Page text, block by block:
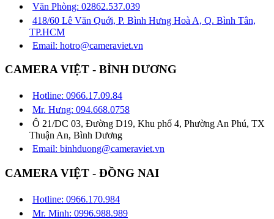
Văn Phòng: 02862.537.039
418/60 Lê Văn Quới, P. Bình Hưng Hoà A, Q. Bình Tân,
TP.HCM
Email: hotro@cameraviet.vn
CAMERA VIỆT - BÌNH DƯƠNG
Hotline: 0966.17.09.84
Mr. Hưng: 094.668.0758
Ô 21/DC 03, Đường D19, Khu phố 4, Phường An Phú, TX
Thuận An, Bình Dương
Email: binhduong@cameraviet.vn
CAMERA VIỆT - ĐỒNG NAI
Hotline: 0966.170.984
Mr. Minh: 0996.988.989